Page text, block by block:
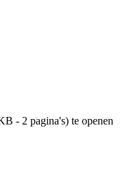
- 2 pagina's) te openen